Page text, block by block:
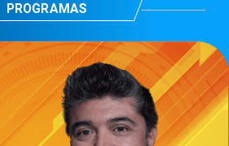
PROGRAMAS